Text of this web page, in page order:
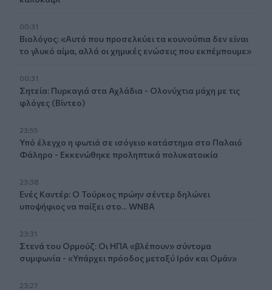
00:31
Βιολόγος: «Αυτό που προσελκύει τα κουνούπια δεν είναι
το γλυκό αίμα, αλλά οι χημικές ενώσεις που εκπέμπουμε»
00:31
Σητεία: Πυρκαγιά στα Αχλάδια - Ολονύχτια μάχη με τις
φλόγες (Βίντεο)
23:55
Υπό έλεγχο η φωτιά σε ισόγειο κατάστημα στο Παλαιό
Φάληρο - Εκκενώθηκε προληπτικά πολυκατοικία
23:38
Ενές Καντέρ: Ο Τούρκος πρώην σέντερ δηλώνει
υποψήφιος να παίξει στο... WNBA
23:31
Στενά του Ορμούζ: Οι ΗΠΑ «βλέπουν» σύντομα
συμφωνία - «Υπάρχει πρόοδος μεταξύ Ιράν και Ομάν»
23:27